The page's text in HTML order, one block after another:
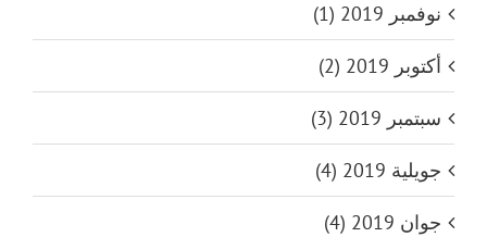
نوفمبر 2019 (1)
أكتوبر 2019 (2)
سبتمبر 2019 (3)
جويلية 2019 (4)
جوان 2019 (4)